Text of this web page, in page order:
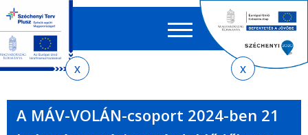
almenühöz
tartalomra
oldaltérképre
EN HU
űrlap
A MÁV-VOLÁN-csoport 2024-ben 21